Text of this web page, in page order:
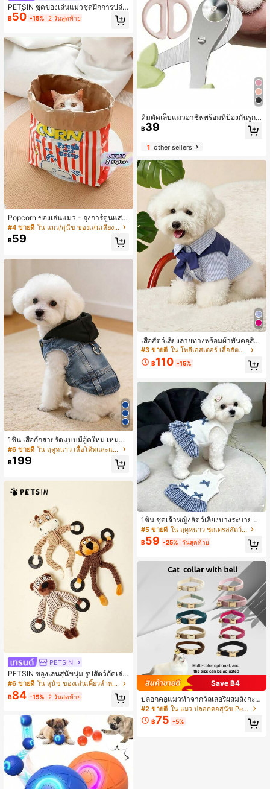
PETSIN ชุดของเล่นแมวชุดฝึกการปล่อ
ย มีทั้งเครื่องปล่อยและลูกบอลขนนุ่ม 2
0/50 ชิ้น เหมาะสำหรับแมวในร่ม เป็นข
กและความไว้วางใจระหว่างเจ้าของแล
ะแมว สีสุ่ม
฿50 -15% 2 วันสุดท้าย
Popcorn ของเล่นแมว - ถุงการ์ตูนแสน
สนุกสำหรับการเล่นแบบโต้ตอบกับแมว
และสุนัข ไม่ต้องใช้แบตเตอรี่
#4 ขายดี ใน แมว/สุนัข ของเล่นเสียงสำหรับสัตว์เลี้ยง
฿59
1ชิ้น เสื้อกั๊กสายรัดแบบมีฮู้ดใหม่ เหมาะ
สำหรับสุนัขขนาดเล็ก เช่น พูเดิล, บิชอง
ฟริเซ่, เท็ดดี้, เสื้อผ้าสัตว์เลี้ยงสำหรับฤดู
ใบไม้ผลิ/ฤดูใบไม้ร่วง
#6 ขายดี ใน ฤดูหนาว เสื้อโค้ทและแจ็คเก็ตสำหรับสัตว์เลี้ยง
฿199
PETSIN
PETSIN ของเล่นสุนัขนุ่ม รูปสัตว์กัดเล่น
สำหรับฟันน้ำนม พร้อมเสียงเห่าบีบในตั
ว, ของเล่นสุนัขแบบโต้ตอบสำหรับกัด
#6 ขายดี ใน สุนัข ของเล่นเคี้ยวสำหรับสุนัข
฿84 -15% 2 วันสุดท้าย
คีมตัดเล็บแมวอาชีพพร้อมที่ป้องกันรูกล
ม ป้องกันการเลือดออก - เหมาะสำหรับ
แมวทุกขนาดและสายพันธุ์
฿39
1other sellers
เสื้อสัตว์เลี้ยงลายทางพร้อมผ้าพันคอสีพื้
นถอดออกได้สำหรับแมวและสุนัข เสื้อผ้
านุ่มระบายอากาศได้ดีสำหรับสวมใส่ปร
ะจำวัน
#3 ขายดี ใน โพลีเอสเตอร์ เสื้อสัตว์เลี้ยง
฿110 -15%
1ชิ้น ชุดเจ้าหญิงสัตว์เลี้ยงบางระบายอา
กาศสำหรับสุนัขขนาดเล็กและกลาง แม
ว เสื้อผ้าสุนัขป้องกันการหลุดร่วง เสื้อผ้า
แมว เสื้อกั๊กสำหรับชิวาวา พุดเดิ้ล บิชอ
#5 ขายดี ใน ฤดูหนาว ชุดเดรสสัตว์เลี้ยง
฿59 -25% วันสุดท้าย
Save ฿4
ปลอกคอแมวทำจากวัลเลอรี่ผสมสังกะสี
พร้อมกริ่ง, ปลอกคอแมวขนาดเล็กน่ารัก
ทำมือเนื้อนุ่ม
#2 ขายดี ใน แมว ปลอกคอสุนัข Pet Basic
฿75 -5%